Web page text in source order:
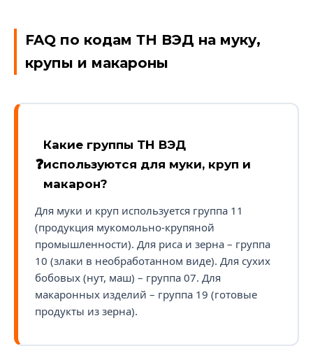
FAQ по кодам ТН ВЭД на муку,
крупы и макароны
Какие группы ТН ВЭД
используются для муки, круп и
макарон?
Для муки и круп используется группа 11
(продукция мукомольно-крупяной
промышленности). Для риса и зерна – группа
10 (злаки в необработанном виде). Для сухих
бобовых (нут, маш) – группа 07. Для
макаронных изделий – группа 19 (готовые
продукты из зерна).